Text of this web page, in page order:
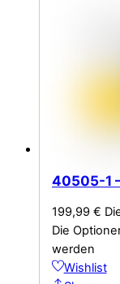
40505-1
199,99 €
Die
werden
Wishlist